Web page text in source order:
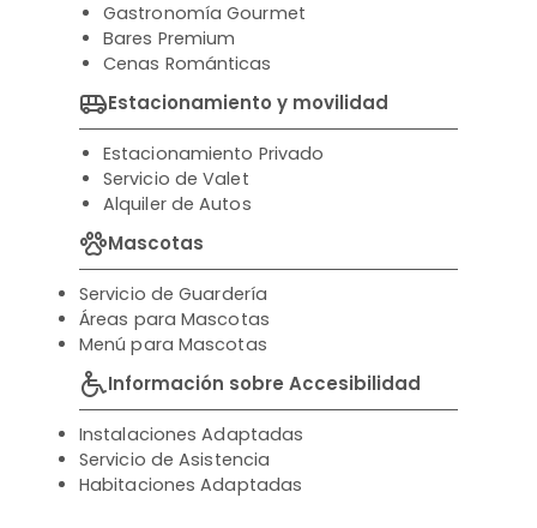
Gastronomía Gourmet
Bares Premium
Cenas Románticas
Estacionamiento y movilidad
Estacionamiento Privado
Servicio de Valet
Alquiler de Autos
Mascotas
Servicio de Guardería
Áreas para Mascotas
Menú para Mascotas
Información sobre Accesibilidad
Instalaciones Adaptadas
Servicio de Asistencia
Habitaciones Adaptadas